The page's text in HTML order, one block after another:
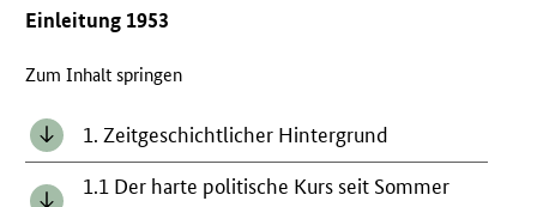
Einleitung 1953
Zum Inhalt springen
1. Zeitgeschichtlicher Hintergrund
1.1 Der harte politische Kurs seit Sommer